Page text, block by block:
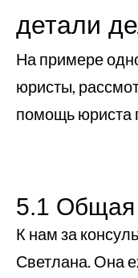
детали
На примере
юристы,
помощь юриста
5.1 Общая
К нам за
Светлана. Она